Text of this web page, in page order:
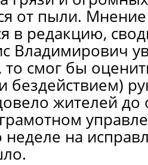
от пыли.
в редакцию,
Владимирович
то смог бы
бездействием)
жителей до
неделе на